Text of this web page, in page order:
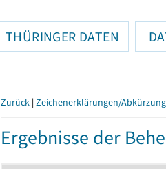
THÜRINGER DATEN
Zurück | Zeichenerklärungen/
Ergebnisse der